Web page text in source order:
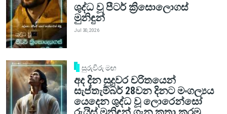
ශුද්ධ වූ පීටර් ක්‍රිසොලොගස්
මුනිඳුන්
Jul 30, 2026
සුරුවිරු මඟ
අද දින සුදුවර චරිතයෙන්
සැප්තැම්බර් 28වන දිනට මංගල්‍යය
යෙදෙන ශුද්ධ වූ ලොරෙන්සෝ